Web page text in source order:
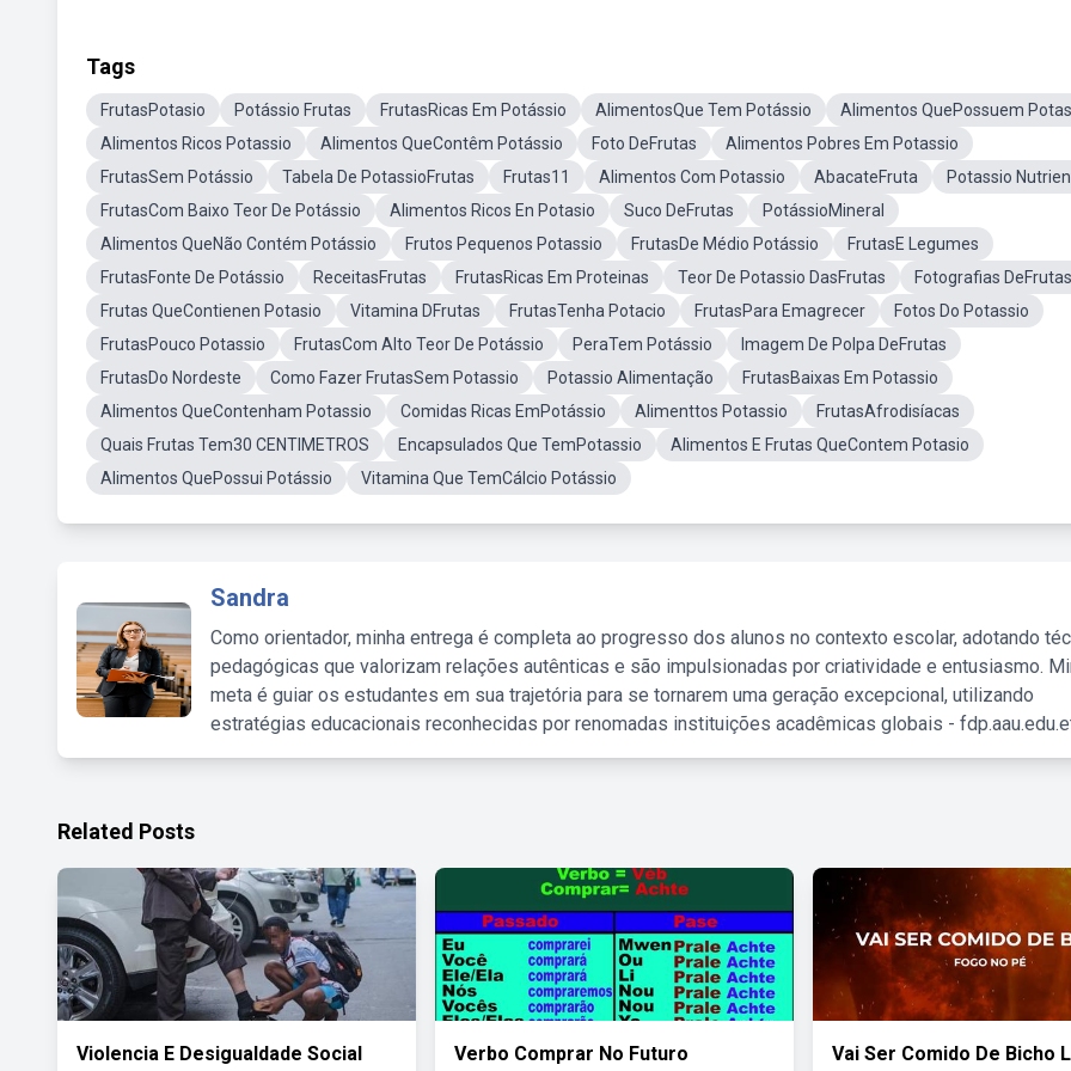
Tags
FrutasPotasio Potássio Frutas FrutasRicas Em Potássio AlimentosQue Tem Potássio
Alimentos QuePossuem
Alimentos Ricos Potassio
Alimentos QueContêm Potássio Foto DeFrutas
Alimentos Pobres Em Potassio
FrutasSem Potássio
Tabela De PotassioFrutas Frutas11 Alimentos Com Potassio AbacateFruta
Potassio
FrutasCom Baixo Teor De Potássio
Alimentos Ricos En Potasio Suco DeFrutas
PotássioMineral
Alimentos QueNão Contém Potássio
Frutos Pequenos Potassio FrutasDe Médio Potássio
FrutasE Legumes
FrutasFonte De Potássio
ReceitasFrutas FrutasRicas Em Proteinas Teor De Potassio DasFrutas
Fotografias DeFrutas
Frutas QueContienen Potasio
Vitamina DFrutas FrutasTenha Potacio FrutasPara Emagrecer
Fotos Do Potassio
FrutasPouco Potassio
FrutasCom Alto Teor De Potássio PeraTem Potássio
Imagem De Polpa DeFrutas
FrutasDo Nordeste
Como Fazer FrutasSem Potassio Potassio Alimentação
FrutasBaixas Em Potassio
Alimentos QueContenham Potassio
Comidas Ricas EmPotássio Alimenttos Potassio
FrutasAfrodisíacas
Quais Frutas Tem30 CENTIMETROS
Encapsulados Que TemPotassio
Alimentos E Frutas QueContem Potasio
Alimentos QuePossui Potássio
Vitamina Que TemCálcio Potássio
Sandra
Como orientador, minha entrega é completa ao progresso dos alunos no contexto escolar, adotando
pedagógicas que valorizam relações autênticas e são impulsionadas por criatividade e entusiasmo.
meta é guiar os estudantes em sua trajetória para se tornarem uma geração excepcional, utilizando
estratégias educacionais reconhecidas por renomadas instituições acadêmicas globais -
Related Posts
Violencia E Desigualdade Social Verbo Comprar No Futuro Vai Ser Comido De Bicho